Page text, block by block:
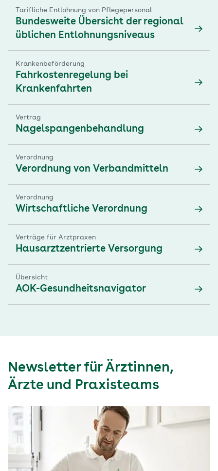
Tarifliche Entlohnung von Pflegepersonal
Bundesweite Übersicht der regional
üblichen Entlohnungsniveaus
Krankenbeförderung
Fahrkostenregelung bei
Krankenfahrten
Vertrag
Nagelspangenbehandlung
Verordnung
Verordnung von Verbandmitteln
Verordnung
Wirtschaftliche Verordnung
Verträge für Arztpraxen
Hausarztzentrierte Versorgung
Übersicht
AOK-Gesundheitsnavigator
Newsletter für Ärztinnen,
Ärzte und Praxisteams